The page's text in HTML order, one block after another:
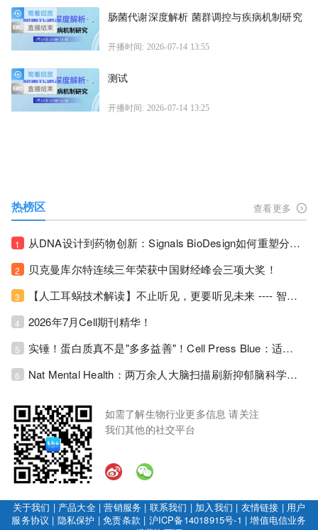
肠菌代谢深度解析 菌群调控与疾病机制研究
开播时间: 2026-07-14 13:55
测试
开播时间: 2026-07-14 13:25
热榜区 查看更多
1 从DNA设计到药物创新：Signals BioDesign如何重塑分子生物学研发生态！
2 贝克曼库尔特连续三年荣获中国财经峰会三项大奖！
3 【人工耳蜗技术解读】不止听见，更要听见未来 ---- 智能耳蜗，开启人工耳蜗技术新纪元！
4 2026年7月Cell期刊精华！
5 实锤！蛋白质真不是"多多益善"！Cell Press Blue：适度限蛋白，反而拉长健康寿命！
6 Nat Mental Health：两万余人大脑扫描刷新抑郁脑科学认知！抑郁不只是情绪病，视觉、运动脑区同步受损！
如需了解生物行业更多信息 请关注
我们其他的社交平台
关于我们 | 产品大全|营销服务 | 联系我们 | 加入我们 | 友情链接 | 用户
服务协议 | 隐私保护 |免责条款 | 沪ICP备14018915号-1 |增值电信业务